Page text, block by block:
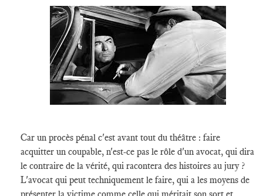
Car un procès pénal c'est avant tout du théâtre : faire
acquitter un coupable, n'est-ce pas le rôle d'un avocat, qui dira
le contraire de la vérité, qui racontera des histoires au jury ?
L'avocat qui peut techniquement le faire, qui a les moyens de